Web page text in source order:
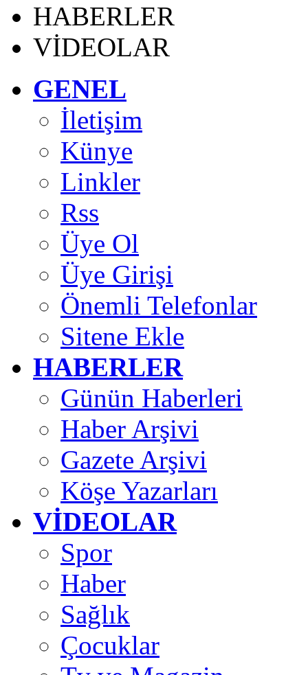
HABERLER
VİDEOLAR
GENEL
İletişim
Künye
Linkler
Rss
Üye Ol
Üye Girişi
Önemli Telefonlar
Sitene Ekle
HABERLER
Günün Haberleri
Haber Arşivi
Gazete Arşivi
Köşe Yazarları
VİDEOLAR
Spor
Haber
Sağlık
Çocuklar